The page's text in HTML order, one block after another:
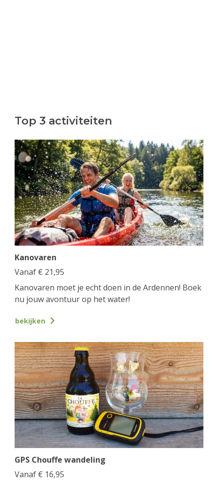
Top 3 activiteiten
Kanovaren
Vanaf € 21,95
Kanovaren moet je echt doen in de Ardennen! Boek
nu jouw avontuur op het water!
bekijken
GPS Chouffe wandeling
Vanaf € 16,95